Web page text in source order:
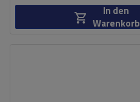
In den
Warenkorb